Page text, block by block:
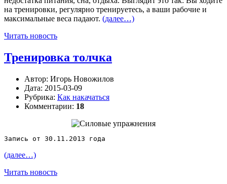
на тренировки, регулярно тренируетесь, а ваши рабочие и
максимальные веса падают. (далее…)
Читать новость
Тренировка толчка
Автор: Игорь Новожилов
Дата: 2015-03-09
Рубрика: Как накачаться
Комментарии: 18
Запись от 30.11.2013 года
(далее…)
Читать новость